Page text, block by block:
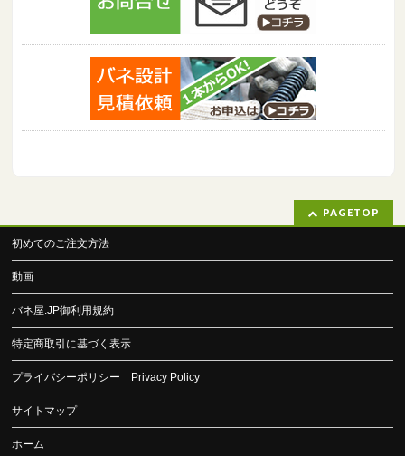
PAGETOP
初めてのご注文方法
動画
バネ屋.JP御利用規約
特定商取引に基づく表示
プライバシーポリシー Privacy Policy
サイトマップ
ホーム